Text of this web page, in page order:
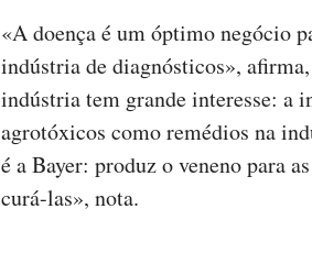
«A doença é um óptimo negócio
indústria de diagnósticos»,
indústria tem grande interesse: a
agrotóxicos como remédios na
é a Bayer: produz o veneno para
curá-las», nota.